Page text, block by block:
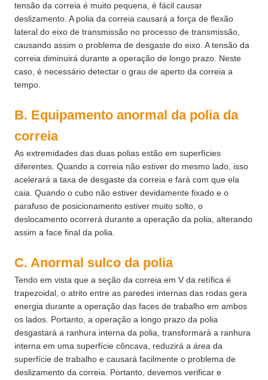
tensão da correia é muito pequena, é fácil causar
deslizamento. A polia da correia causará a força de flexão
lateral do eixo de transmissão no processo de transmissão,
causando assim o problema de desgaste do eixo. A tensão da
correia diminuirá durante a operação de longo prazo. Neste
caso, é necessário detectar o grau de aperto da correia a
tempo.
B. Equipamento anormal da polia da
correia
As extremidades das duas polias estão em superfícies
diferentes. Quando a correia não estiver do mesmo lado, isso
acelerará a taxa de desgaste da correia e fará com que ela
caia. Quando o cubo não estiver devidamente fixado e o
parafuso de posicionamento estiver muito solto, o
deslocamento ocorrerá durante a operação da polia, alterando
assim a face final da polia.
C.Anormal sulco da polia
Tendo em vista que a seção da correia em V da retífica é
trapezoidal, o atrito entre as paredes internas das rodas gera
energia durante a operação das faces de trabalho em ambos
os lados. Portanto, a operação a longo prazo da polia
desgastará a ranhura interna da polia, transformará a ranhura
interna em uma superfície côncava, reduzirá a área da
superfície de trabalho e causará facilmente o problema de
deslizamento da correia. Portanto, devemos verificar e